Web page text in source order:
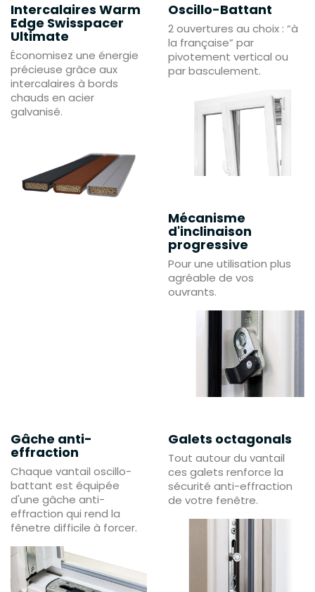
Intercalaires Warm
Edge Swisspacer
Ultimate
Économisez une énergie
précieuse grâce aux
intercalaires à bords
chauds en acier
galvanisé.
Oscillo-Battant
2 ouvertures au choix : “à
la française” par
pivotement vertical ou
par basculement.
Mécanisme
d'inclinaison
progressive
Pour une utilisation plus
agréable de vos
ouvrants.
Gâche anti-
effraction
Chaque vantail oscillo-
battant est équipée
d'une gâche anti-
effraction qui rend la
fênetre difficile à forcer.
Galets octagonals
Tout autour du vantail
ces galets renforce la
sécurité anti-effraction
de votre fenêtre.